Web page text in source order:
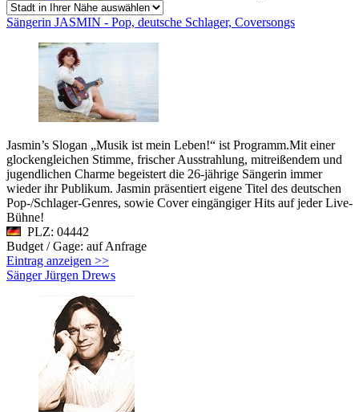
Sängerin JASMIN - Pop, deutsche Schlager, Coversongs
Jasmin’s Slogan „Musik ist mein Leben!“ ist Programm.Mit einer
glockengleichen Stimme, frischer Ausstrahlung, mitreißendem und
jugendlichen Charme begeistert die 26-jährige Sängerin immer
wieder ihr Publikum. Jasmin präsentiert eigene Titel des deutschen
Pop-/Schlager-Genres, sowie Cover eingängiger Hits auf jeder Live-
Bühne!
PLZ: 04442
Budget / Gage: auf Anfrage
Eintrag anzeigen >>
Sänger Jürgen Drews